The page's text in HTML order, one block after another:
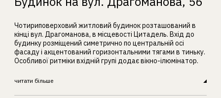
Чотириповерховий житловий будинок розташований в
кінці вул. Драгоманова, в місцевості Цитадель. Вхід до
будинку розміщений симетрично по центральній осі
фасаду і акцентований горизонтальними тягами в тиньку.
Особливої ритміки вхідній групі додає вікно-ілюмінатор.
читати більше